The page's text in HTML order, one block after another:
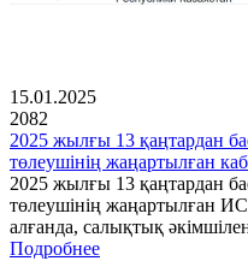
15.01.2025
2082
2025 жылғы 13 қаңтардан
төлеушінің жаңартылған
2025 жылғы 13 қаңтардан
төлеушінің жаңартылған
алғанда, салықтық
Подробнее